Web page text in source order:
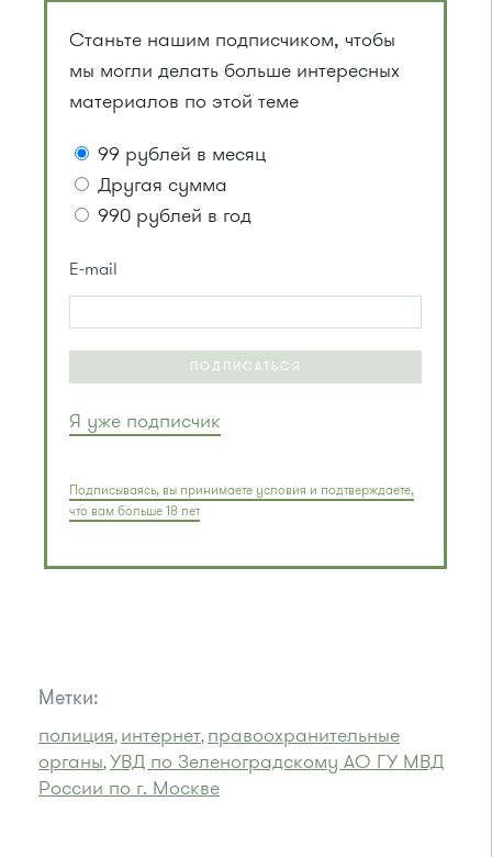
Станьте нашим подписчиком, чтобы
мы могли делать больше интересных
материалов по этой теме
99 рублей в месяц
Другая сумма
990 рублей в год
E-mail
ПОДПИСАТЬСЯ
Я уже подписчик
Подписываясь, вы принимаете условия и подтверждаете,
что вам больше 18 лет
Метки:
полиция, интернет, правоохранительные
органы,УВД по Зеленоградскому АО ГУ МВД
России по г. Москве